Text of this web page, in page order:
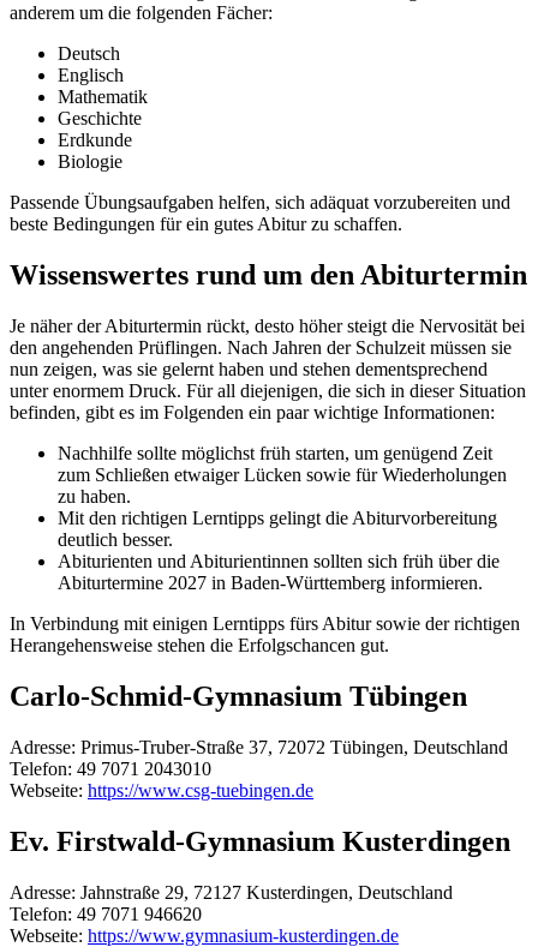
anderem um die folgenden Fächer:
Deutsch
Englisch
Mathematik
Geschichte
Erdkunde
Biologie
Passende Übungsaufgaben helfen, sich adäquat vorzubereiten und
beste Bedingungen für ein gutes Abitur zu schaffen.
Wissenswertes rund um den Abiturtermin
Je näher der Abiturtermin rückt, desto höher steigt die Nervosität bei
den angehenden Prüflingen. Nach Jahren der Schulzeit müssen sie
nun zeigen, was sie gelernt haben und stehen dementsprechend
unter enormem Druck. Für all diejenigen, die sich in dieser Situation
befinden, gibt es im Folgenden ein paar wichtige Informationen:
Nachhilfe sollte möglichst früh starten, um genügend Zeit
zum Schließen etwaiger Lücken sowie für Wiederholungen
zu haben.
Mit den richtigen Lerntipps gelingt die Abiturvorbereitung
deutlich besser.
Abiturienten und Abiturientinnen sollten sich früh über die
Abiturtermine 2027 in Baden-Württemberg informieren.
In Verbindung mit einigen Lerntipps fürs Abitur sowie der richtigen
Herangehensweise stehen die Erfolgschancen gut.
Carlo-Schmid-Gymnasium Tübingen
Adresse: Primus-Truber-Straße 37, 72072 Tübingen, Deutschland
Telefon: 49 7071 2043010
Webseite: https://www.csg-tuebingen.de
Ev. Firstwald-Gymnasium Kusterdingen
Adresse: Jahnstraße 29, 72127 Kusterdingen, Deutschland
Telefon: 49 7071 946620
Webseite: https://www.gymnasium-kusterdingen.de